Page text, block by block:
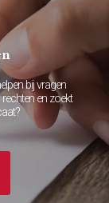
bij vragen
en zoekt